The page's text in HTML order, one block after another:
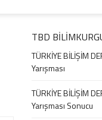
TBD
TÜRKİYE BİLİŞİM
Yarışması
TÜRKİYE BİLİŞİM
Yarışması Sonucu